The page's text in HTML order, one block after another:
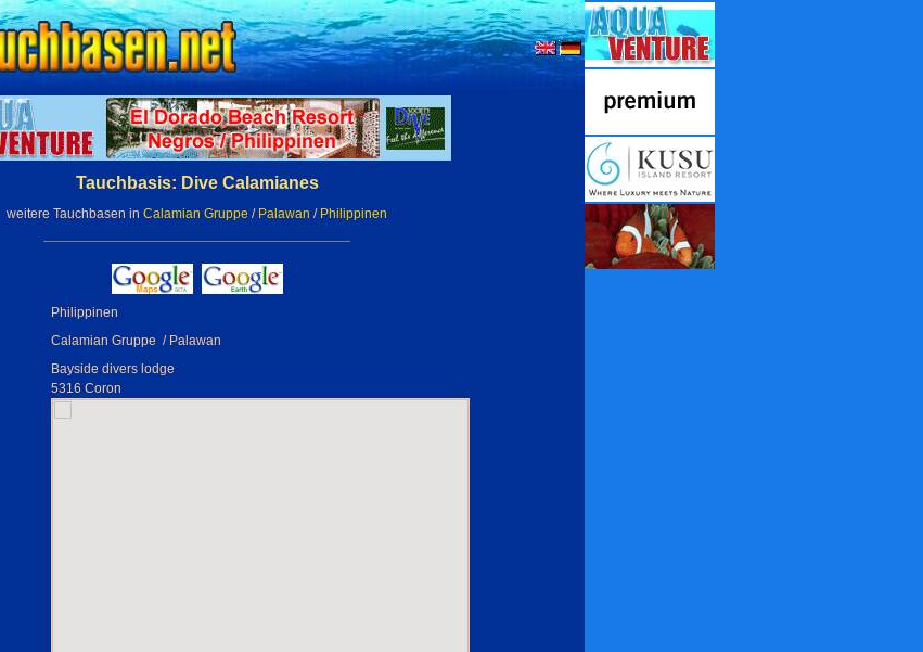
Tauchbasis: Dive Calamianes
weitere Tauchbasen in Calamian Gruppe / Palawan / Philippinen
Philippinen
Calamian Gruppe / Palawan
Bayside divers lodge
5316 Coron